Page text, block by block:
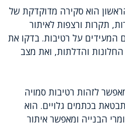
הוא סקירה מדוקדקת של
תקרות ורצפות לאיתור
המעידים על רטיבות. בדקו את
והדלתות, ואת מצב
לזהות רטיבות סמויה
בכתמים גלויים. הוא
הבנייה ומאפשר איתור